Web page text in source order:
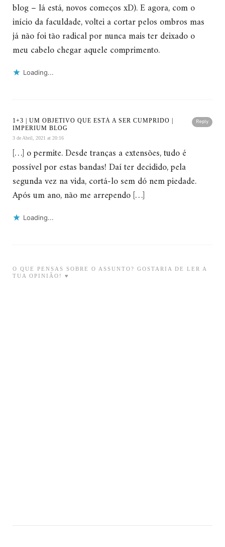
blog – lá está, novos começos xD). E agora, com o
início da faculdade, voltei a cortar pelos ombros mas
já não foi tão radical por nunca mais ter deixado o
meu cabelo chegar aquele comprimento.
Loading...
Reply
1+3 | UM OBJETIVO QUE ESTÁ A SER CUMPRIDO |
IMPERIUM BLOG
3 de Abril, 2021 at 20:16
[…] o permite. Desde tranças a extensões, tudo é
possível por estas bandas! Daí ter decidido, pela
segunda vez na vida, cortá-lo sem dó nem piedade.
Após um ano, não me arrependo […]
Loading...
O QUE PENSAS SOBRE O ASSUNTO? GOSTARIA DE LER A
TUA OPINIÃO! ♥